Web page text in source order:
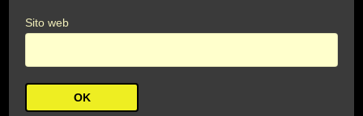
Sito web